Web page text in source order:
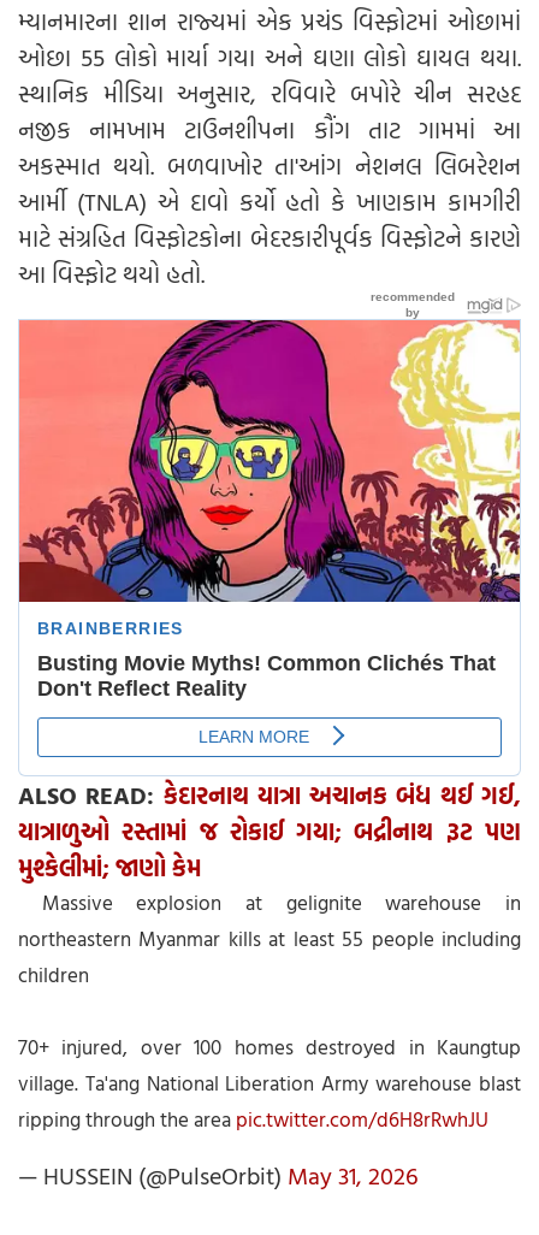
મ્યાનમારના શાન રાજ્યમાં એક પ્રચંડ વિસ્ફોટમાં ઓછામાં
ઓછા 55 લોકો માર્યા ગયા અને ઘણા લોકો ઘાયલ થયા.
સ્થાનિક મીડિયા અનુસાર, રવિવારે બપોરે ચીન સરહદ
નજીક નામખામ ટાઉનશીપના કૌંગ તાટ ગામમાં આ
અકસ્માત થયો. બળવાખોર તા'આંગ નેશનલ લિબરેશન
આર્મી (TNLA) એ દાવો કર્યો હતો કે ખાણકામ કામગીરી
માટે સંગ્રહિત વિસ્ફોટકોના બેદરકારીપૂર્વક વિસ્ફોટને કારણે
આ વિસ્ફોટ થયો હતો.
ALSO READ: કેદારનાથ યાત્રા અચાનક બંધ થઈ ગઈ,
યાત્રાળુઓ રસ્તામાં જ રોકાઈ ગયા; બદ્રીનાથ રૂટ પણ
મુશ્કેલીમાં; જાણો કેમ
Massive explosion at gelignite warehouse in
northeastern Myanmar kills at least 55 people including
children
70+ injured, over 100 homes destroyed in Kaungtup
village. Ta'ang National Liberation Army warehouse blast
ripping through the area pic.twitter.com/d6H8rRwhJU
— HUSSEIN (@PulseOrbit) May 31, 2026